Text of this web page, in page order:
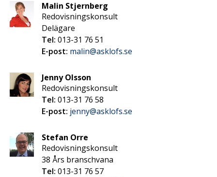
Malin Stjernberg
Redovisningskonsult
Delägare
Tel: 013-31 76 51
E-post: malin@asklofs.se
Jenny Olsson
Redovisningskonsult
Tel: 013-31 76 58
E-post: jenny@asklofs.se
Stefan Orre
Redovisningskonsult
38 Års branschvana
Tel: 013-31 76 57